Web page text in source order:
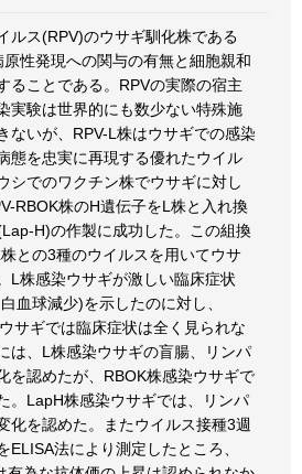
ルス(RPV)のウサギ馴化株である
性発現への関与の有無と細胞親和
ることである。RPVの実際の宿主
実験は世界的にも数少ない特殊施
ないが、RPV-L株はウサギでの感染
態を忠実に再現する優れたウイル
シでのワクチン株でウサギに対し
RBOK株のH遺伝子をL株と入れ換
H)の作製に成功した。この組換
との3種のウイルスを用いてウサ
L株感染ウサギが激しい臨床症状
血球減少)を示したのに対し、
サギでは臨床症状は全く見られな
は、L株感染ウサギの盲腸、リンパ
を認めたが、RBOK株感染ウサギで
。LapH株感染ウサギでは、リンパ
化を認めた。またウイルス接種3週
ELISA法により測定したところ、